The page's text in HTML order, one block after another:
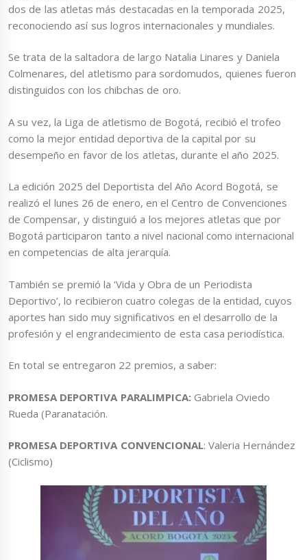
dos de las atletas más destacadas en la temporada 2025,
reconociendo así sus logros internacionales y mundiales.
Se trata de la saltadora de largo Natalia Linares y Daniela
Colmenares, del atletismo para sordomudos, quienes fueron
distinguidos con los chibchas de oro.
A su vez, la Liga de atletismo de Bogotá, recibió el trofeo
como la mejor entidad deportiva de la capital por su
desempeño en favor de los atletas, durante el año 2025.
La edición 2025 del Deportista del Año Acord Bogotá, se
realizó el lunes 26 de enero, en el Centro de Convenciones
de Compensar, y distinguió a los mejores atletas que por
Bogotá participaron tanto a nivel nacional como internacional
en competencias de alta jerarquía.
También se premió la ‘Vida y Obra de un Periodista
Deportivo’, lo recibieron cuatro colegas de la entidad, cuyos
aportes han sido muy significativos en el desarrollo de la
profesión y el engrandecimiento de esta casa periodística.
En total se entregaron 22 premios, a saber:
PROMESA DEPORTIVA PARALIMPICA: Gabriela Oviedo
Rueda (Paranatación.
PROMESA DEPORTIVA CONVENCIONAL: Valeria Hernández
(Ciclismo)